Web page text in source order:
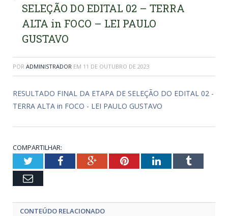
SELEÇÃO DO EDITAL 02 – TERRA
ALTA in FOCO – LEI PAULO
GUSTAVO
POR ADMINISTRADOR EM 11 DE OUTUBRO DE 2023
RESULTADO FINAL DA ETAPA DE SELEÇÃO DO EDITAL 02 -
TERRA ALTA in FOCO - LEI PAULO GUSTAVO
COMPARTILHAR:
TwitterFacebookGoogle+PinterestLinkedInTumblr
Email
CONTEÚDO RELACIONADO